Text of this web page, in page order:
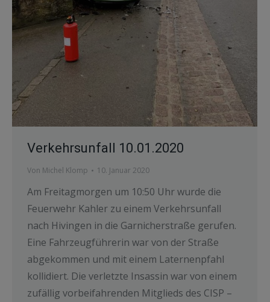
Verkehrsunfall 10.01.2020
Von Michel Klomp 10. Januar 2020
Am Freitagmorgen um 10:50 Uhr wurde die
Feuerwehr Kahler zu einem Verkehrsunfall
nach Hivingen in die Garnicherstraße gerufen.
Eine Fahrzeugführerin war von der Straße
abgekommen und mit einem Laternenpfahl
kollidiert. Die verletzte Insassin war von einem
zufällig vorbeifahrenden Mitglieds des CISP –